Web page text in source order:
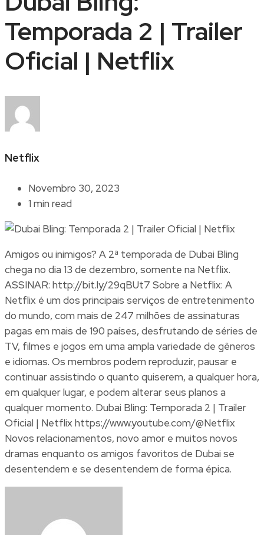
Temporada 2 | Trailer
Oficial | Netflix
Netflix
Novembro 30, 2023
1 min read
Amigos ou inimigos? A 2ª temporada de Dubai Bling
chega no dia 13 de dezembro, somente na Netflix.
ASSINAR: http://bit.ly/29qBUt7 Sobre a Netflix: A
Netflix é um dos principais serviços de entretenimento
do mundo, com mais de 247 milhões de assinaturas
pagas em mais de 190 países, desfrutando de séries de
TV, filmes e jogos em uma ampla variedade de gêneros
e idiomas. Os membros podem reproduzir, pausar e
continuar assistindo o quanto quiserem, a qualquer hora,
em qualquer lugar, e podem alterar seus planos a
qualquer momento. Dubai Bling: Temporada 2 | Trailer
Oficial | Netflix https://www.youtube.com/@Netflix
Novos relacionamentos, novo amor e muitos novos
dramas enquanto os amigos favoritos de Dubai se
desentendem e se desentendem de forma épica.